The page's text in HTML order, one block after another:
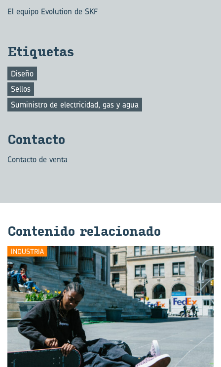
El equipo Evolution de SKF
Eti­que­tas
Diseño
Sellos
Suministro de electricidad, gas y agua
Con­tac­to
Contacto de venta
Con­te­ni­do re­la­cio­na­do
INDUSTRIA